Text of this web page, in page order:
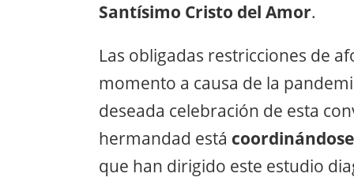
Santísimo Cristo del Amor.
Las obligadas restricciones de
momento a causa de la
deseada celebración de esta
hermandad está
que han dirigido este estudio